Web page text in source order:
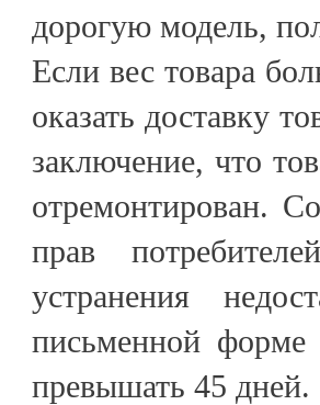
дорогую модель,
Если вес товара
оказать доставку
заключение, что
отремонтирован.
прав
устранения
письменной
превышать 45 дней.